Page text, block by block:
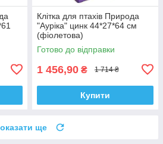
Клітка для птахів Природа
"Ауріка" цинк 44*27*64 см
(фіолетова)
Готово до відправки
1 456,90 ₴ 1 714 ₴
Купити
ще